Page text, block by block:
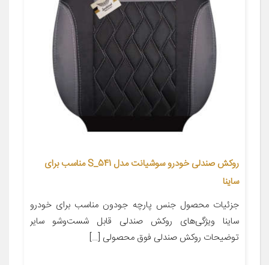
روکش صندلی خودرو سوشیانت مدل S_541 مناسب برای
ساینا
جزئیات محصول جنس پارچه جودون مناسب برای خودرو
ساینا ویژگی‌های روکش صندلی قابل شست‌وشو سایر
توضیحات روکش صندلی فوق محصولی […]